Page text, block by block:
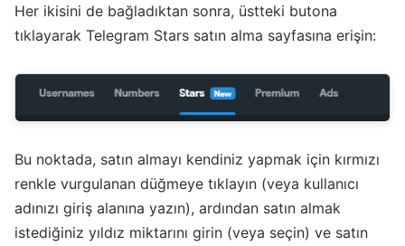
Her ikisini de bağladıktan sonra, üstteki butona
tıklayarak Telegram Stars satın alma sayfasına erişin:
Bu noktada, satın almayı kendiniz yapmak için kırmızı
renkle vurgulanan düğmeye tıklayın (veya kullanıcı
adınızı giriş alanına yazın), ardından satın almak
istediğiniz yıldız miktarını girin (veya seçin) ve satın